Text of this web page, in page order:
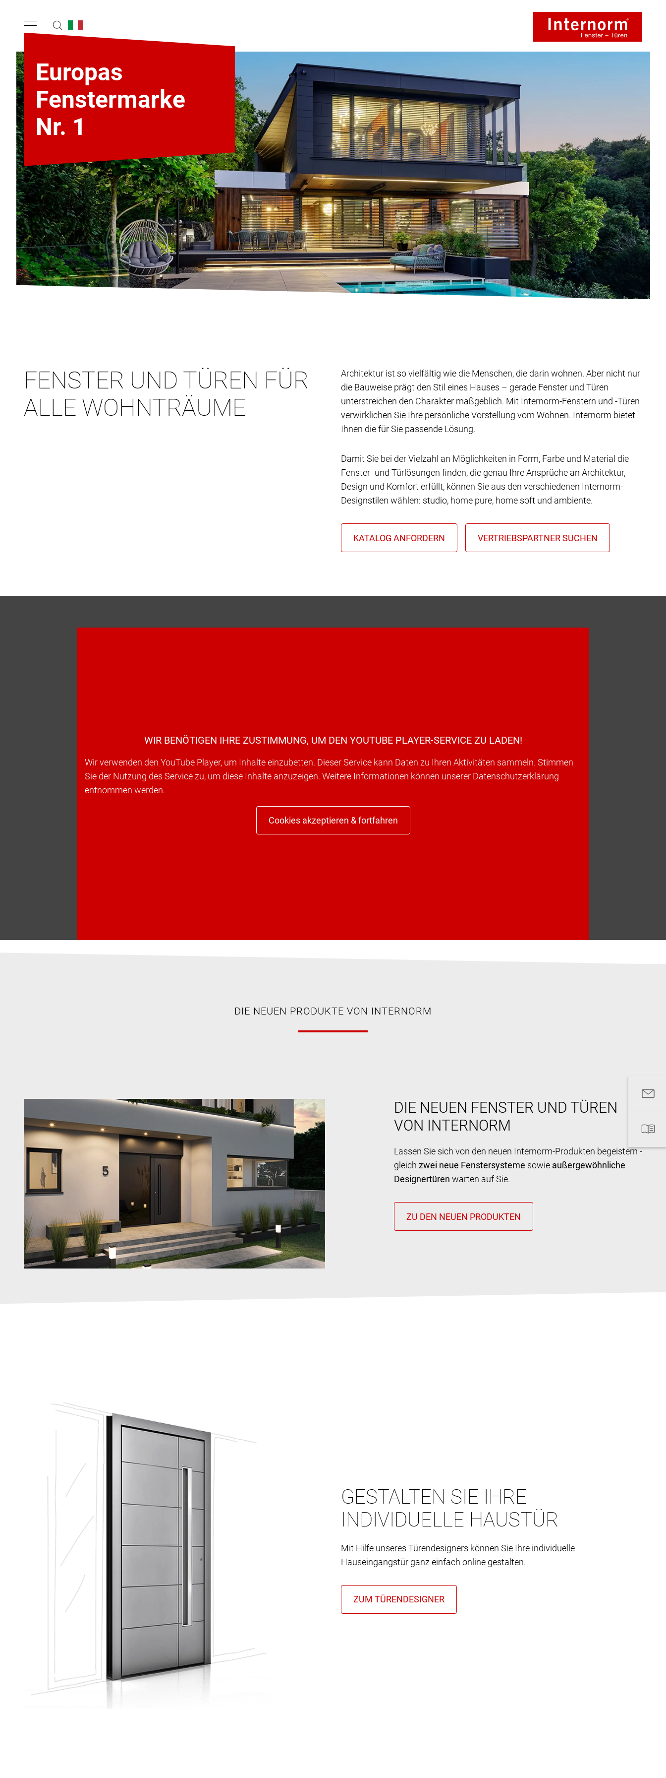
Europas
Fenstermarke
Nr. 1
FENSTER UND TÜREN FÜR
ALLE WOHNTRÄUME
Architektur ist so vielfältig wie die Menschen, die darin wohnen. Aber nicht nur
die Bauweise prägt den Stil eines Hauses – gerade Fenster und Türen
unterstreichen den Charakter maßgeblich. Mit Internorm-Fenstern und -Türen
verwirklichen Sie Ihre persönliche Vorstellung vom Wohnen. Internorm bietet
Ihnen die für Sie passende Lösung.
Damit Sie bei der Vielzahl an Möglichkeiten in Form, Farbe und Material die
Fenster- und Türlösungen finden, die genau Ihre Ansprüche an Architektur,
Design und Komfort erfüllt, können Sie aus den verschiedenen Internorm-
Designstilen wählen: studio, home pure, home soft und ambiente.
WIR BENÖTIGEN IHRE ZUSTIMMUNG, UM DEN YOUTUBE PLAYER-SERVICE ZU LADEN!
Wir verwenden den YouTube Player, um Inhalte einzubetten. Dieser Service kann Daten zu Ihren Aktivitäten sammeln. Stimmen
Sie der Nutzung des Service zu, um diese Inhalte anzuzeigen. Weitere Informationen können unserer Datenschutzerklärung
entnommen werden.
Cookies akzeptieren & fortfahren
DIE NEUEN PRODUKTE VON INTERNORM
DIE NEUEN FENSTER UND TÜREN
VON INTERNORM
Lassen Sie sich von den neuen Internorm-Produkten begeistern -
gleich zwei neue Fenstersysteme sowie außergewöhnliche
Designertüren warten auf Sie.
GESTALTEN SIE IHRE
INDIVIDUELLE HAUSTÜR
Mit Hilfe unseres Türendesigners können Sie Ihre individuelle
Hauseingangstür ganz einfach online gestalten.